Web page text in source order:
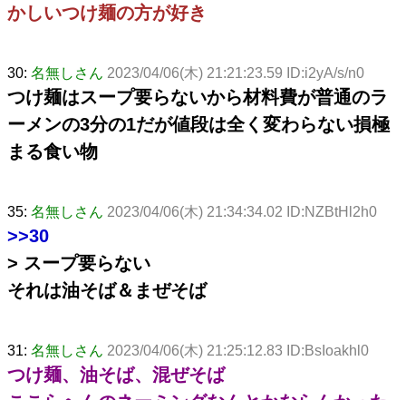
かしいつけ麺の方が好き
30: 名無しさん 2023/04/06(木) 21:21:23.59 ID:i2yA/s/n0
つけ麺はスープ要らないから材料費が普通のラ
ーメンの3分の1だが値段は全く変わらない損極
まる食い物
35: 名無しさん 2023/04/06(木) 21:34:34.02 ID:NZBtHl2h0
>>30
> スープ要らない
それは油そば＆まぜそば
31: 名無しさん 2023/04/06(木) 21:25:12.83 ID:BsIoakhl0
つけ麺、油そば、混ぜそば